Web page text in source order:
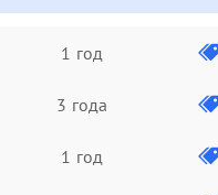
1 год
3 года
1 год